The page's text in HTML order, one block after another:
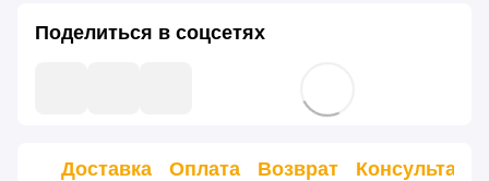
Поделиться в соцсетях
Доставка Оплата Возврат